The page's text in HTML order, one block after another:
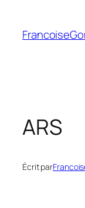
contenu
ARS
Écrit par